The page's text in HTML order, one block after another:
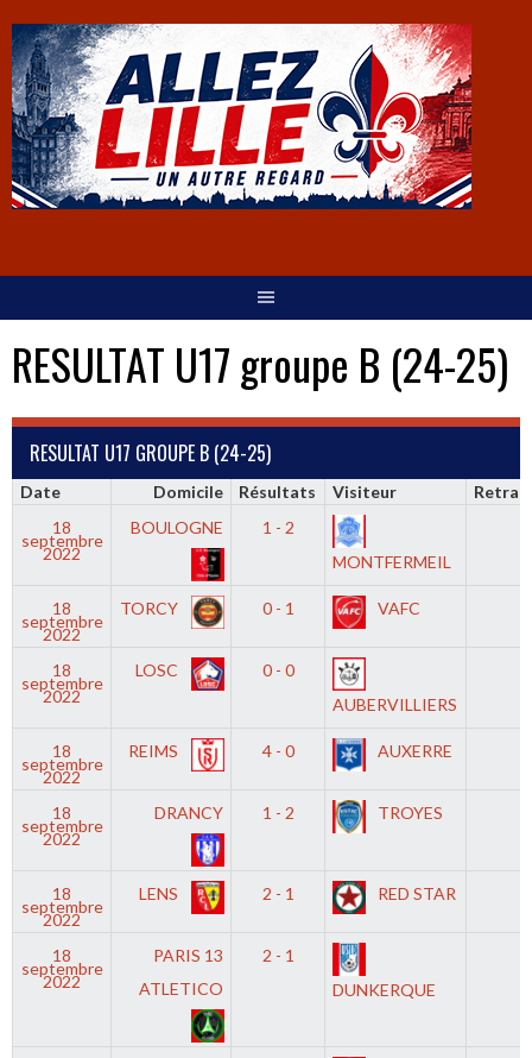
RESULTAT U17 groupe B (24-25)
RESULTAT U17 GROUPE B (24-25)
Date Domicile Résultats Visiteur
18
septembre
2022
BOULOGNE
1 - 2
MONTFERMEIL
18
septembre
2022
TORCY 0 - 1 VAFC
18
septembre
2022
LOSC
0 - 0
AUBERVILLIERS
18
septembre
2022
REIMS 4 - 0 AUXERRE
18
septembre
2022
DRANCY 1 - 2 TROYES
18
septembre
2022
LENS 2 - 1 RED STAR
18
septembre
2022
PARIS 13
ATLETICO
2 - 1
DUNKERQUE